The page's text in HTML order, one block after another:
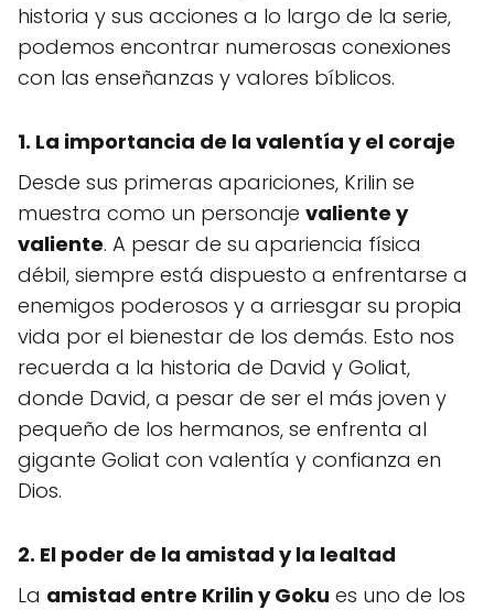
historia y sus acciones a lo largo de la serie,
podemos encontrar numerosas conexiones
con las enseñanzas y valores bíblicos.
1. La importancia de la valentía y el coraje
Desde sus primeras apariciones, Krilin se
muestra como un personaje valiente y
valiente. A pesar de su apariencia física
débil, siempre está dispuesto a enfrentarse a
enemigos poderosos y a arriesgar su propia
vida por el bienestar de los demás. Esto nos
recuerda a la historia de David y Goliat,
donde David, a pesar de ser el más joven y
pequeño de los hermanos, se enfrenta al
gigante Goliat con valentía y confianza en
Dios.
2. El poder de la amistad y la lealtad
La amistad entre Krilin y Goku es uno de los